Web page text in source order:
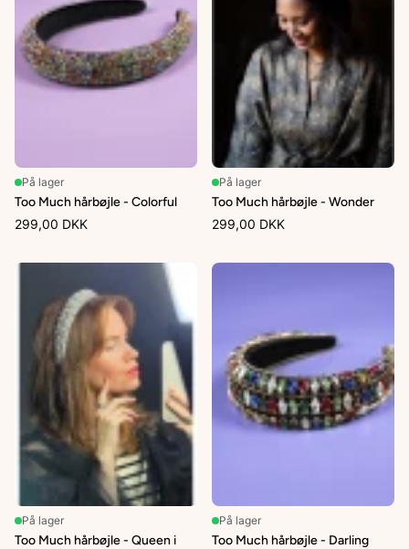
På lager
Too Much hårbøjle - Colorful
299,00 DKK
På lager
Too Much hårbøjle - Wonder
299,00 DKK
På lager
Too Much hårbøjle - Queen i
På lager
Too Much hårbøjle - Darling